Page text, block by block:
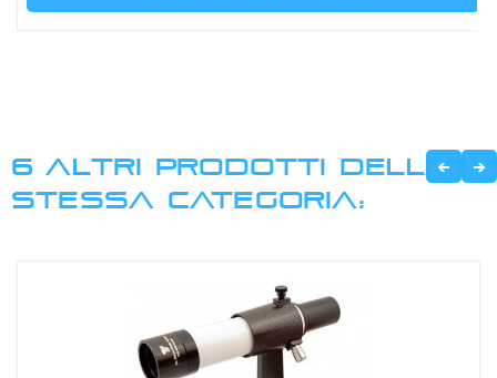
6 ALTRI PRODOTTI DELLA
STESSA CATEGORIA: